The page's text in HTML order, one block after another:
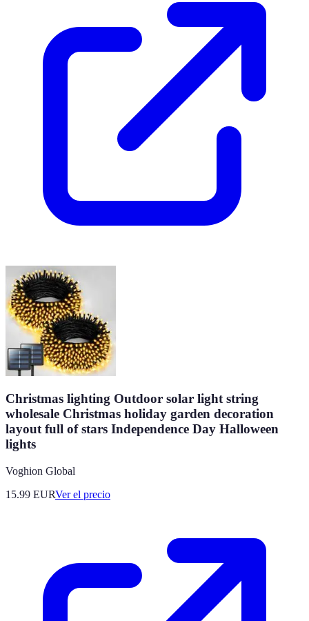
Christmas lighting Outdoor solar light string
wholesale Christmas holiday garden decoration
layout full of stars Independence Day Halloween
lights
Voghion Global
15.99 EURVer el precio